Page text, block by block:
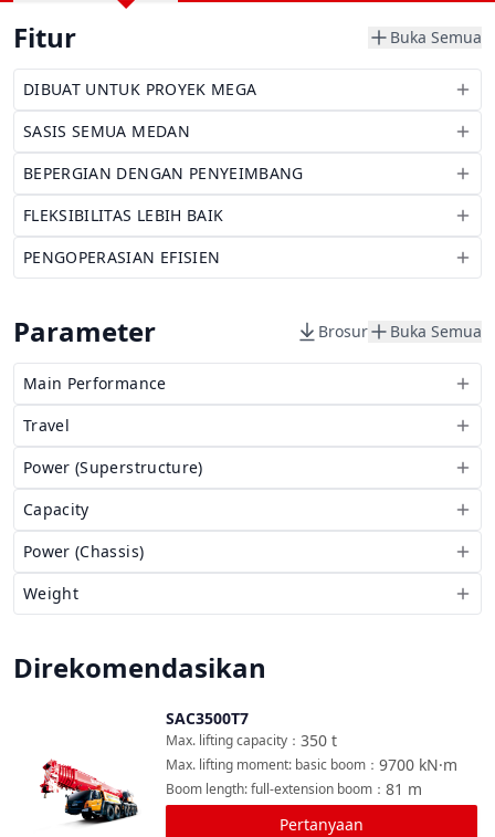
Fitur Buka Semua
DIBUAT UNTUK PROYEK MEGA
SASIS SEMUA MEDAN
BEPERGIAN DENGAN PENYEIMBANG
FLEKSIBILITAS LEBIH BAIK
PENGOPERASIAN EFISIEN
Parameter Brosur Buka Semua
Main Performance
Travel
Power (Superstructure)
Capacity
Power (Chassis)
Weight
Direkomendasikan
SAC3500T7
350 t
Max. lifting capacity ：
9700 kN·m
Max. lifting moment: basic boom ：
81 m
Boom length: full-extension boom ：
Pertanyaan